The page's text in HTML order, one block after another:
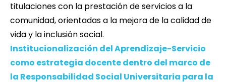
titulaciones con la prestación de servicios a la
comunidad, orientadas a la mejora de la calidad de
vida y la inclusión social.
Institucionalización del Aprendizaje-Servicio
como estrategia docente dentro del marco de
la Responsabilidad Social Universitaria para la